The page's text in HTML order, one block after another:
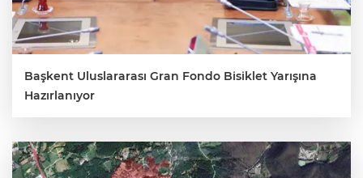
Başkent Uluslararası Gran Fondo Bisiklet Yarışına
Hazırlanıyor